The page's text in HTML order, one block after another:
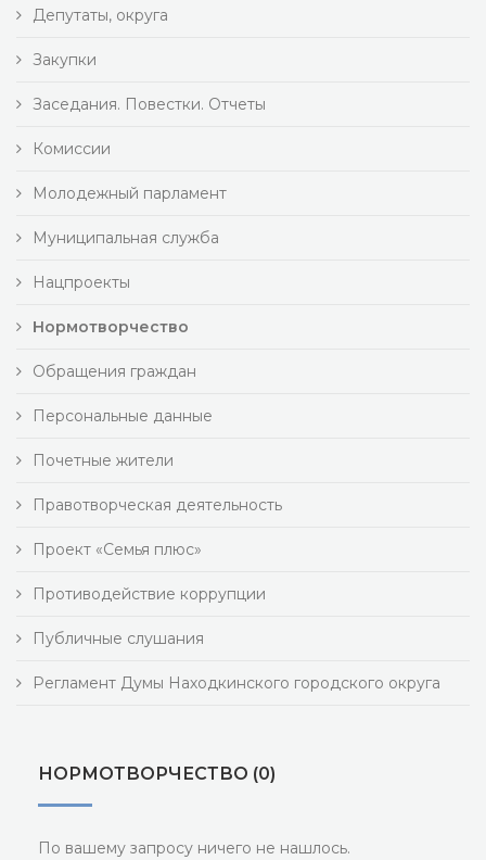
Депутаты, округа
Закупки
Заседания. Повестки. Отчеты
Комиссии
Молодежный парламент
Муниципальная служба
Нацпроекты
Нормотворчество
Обращения граждан
Персональные данные
Почетные жители
Правотворческая деятельность
Проект «Семья плюс»
Противодействие коррупции
Публичные слушания
Регламент Думы Находкинского городского округа
НОРМОТВОРЧЕСТВО (0)
По вашему запросу ничего не нашлось.